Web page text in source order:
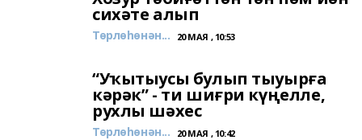
сихәте алып
Төрлөһөнән... 20 МАЯ , 10:53
“Уҡытыусы булып тыуырға
кәрәк” - ти шиғри күңелле,
рухлы шәхес
Төрлөһөнән... 20 МАЯ , 10:42